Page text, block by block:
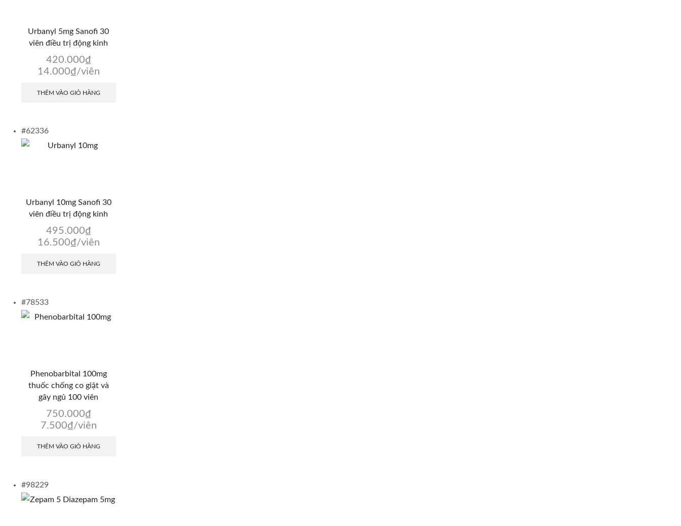
Urbanyl 5mg Sanofi 30
viên điều trị động kinh
420.000₫
14.000₫/viên
THÊM VÀO GIỎ HÀNG
#62336
Urbanyl 10mg Sanofi 30
viên điều trị động kinh
495.000₫
16.500₫/viên
THÊM VÀO GIỎ HÀNG
#78533
Phenobarbital 100mg
thuốc chống co giật và
gây ngủ 100 viên
750.000₫
7.500₫/viên
THÊM VÀO GIỎ HÀNG
#98229